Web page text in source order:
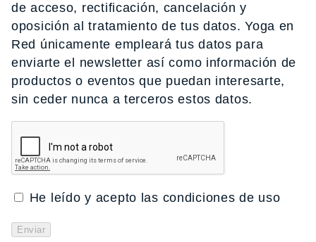
de acceso, rectificación, cancelación y
oposición al tratamiento de tus datos. Yoga en
Red únicamente empleará tus datos para
enviarte el newsletter así como información de
productos o eventos que puedan interesarte,
sin ceder nunca a terceros estos datos.
He leído y acepto las condiciones de uso